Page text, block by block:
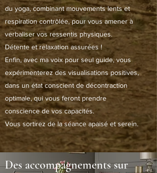
du yoga, combinant mouvements lents et
respiration contrôlée, pour vous amener à
verbaliser vos ressentis physiques.
Détente et relaxation assurées !
Enfin, avec ma voix pour seul guide, vous
expérimenterez des visualisations positives,
dans un état conscient de décontraction
optimale, qui vous feront prendre
conscience de vos capacités.
Vous sortirez de la séance apaisé et serein.
Des accompagnements sur